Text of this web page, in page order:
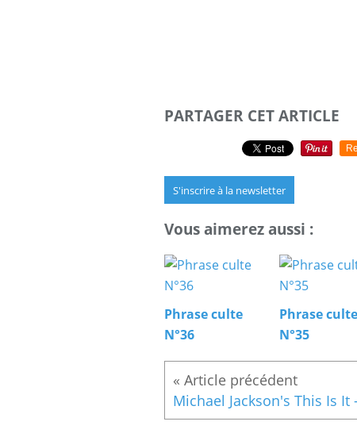
PARTAGER CET ARTICLE
S'inscrire à la newsletter
Vous aimerez aussi :
Phrase culte
N°36
Phrase culte
N°35